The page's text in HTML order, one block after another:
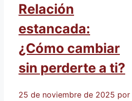
Relación
estancada:
¿Cómo cambiar
sin perderte a ti?
25 de noviembre de 2025 por